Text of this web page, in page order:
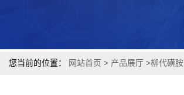
您当前的位置： 网站首页 > 产品展厅 >柳代磺